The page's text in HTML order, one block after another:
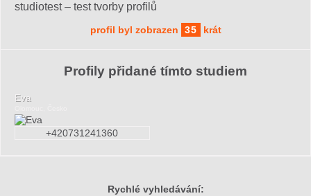
studiotest – test tvorby profilů
profil byl zobrazen 35 krát
Profily přidané tímto studiem
Eva
+420731241360
Rychlé vyhledávání: